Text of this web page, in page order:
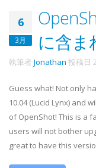
6
3月
に含ま
執筆者 Jonathan 投稿日
Guess what! Not only
10.04 (Lucid Lynx) and
of OpenShot! This is a
users will not bother
great to have this